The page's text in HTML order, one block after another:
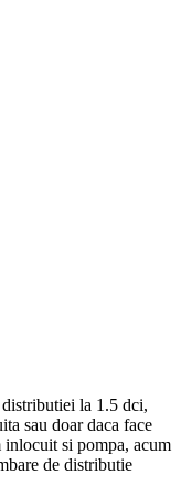
la 1.5 dci,
sau doar daca face
inlocuit si pompa, acum
de distributie